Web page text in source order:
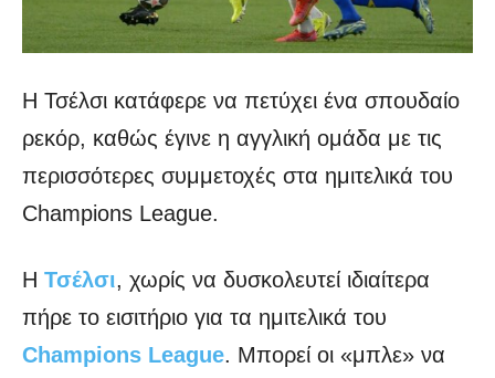
Η Τσέλσι κατάφερε να πετύχει ένα σπουδαίο
ρεκόρ, καθώς έγινε η αγγλική ομάδα με τις
περισσότερες συμμετοχές στα ημιτελικά του
Champions League.
Η Τσέλσι, χωρίς να δυσκολευτεί ιδιαίτερα
πήρε το εισιτήριο για τα ημιτελικά του
Champions League. Μπορεί οι «μπλε» να